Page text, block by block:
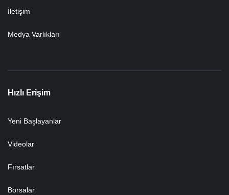
İletişim
Medya Varlıkları
Hızlı Erişim
Yeni Başlayanlar
Videolar
Fırsatlar
Borsalar